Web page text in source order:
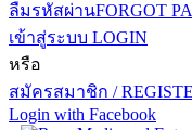
ลืมรหัสผ่านFORGOT
เข้าสู่ระบบ LOGIN
หรือ
สมัครสมาชิก /
Login with Facebook